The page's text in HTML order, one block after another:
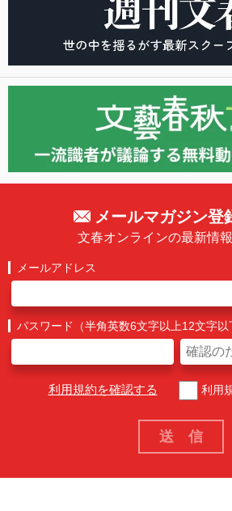
メールマガジン登
文春オンラインの最新情
メールアドレス
パスワード（半角英数6文字以上12文字以
利用規約を確認する 利用